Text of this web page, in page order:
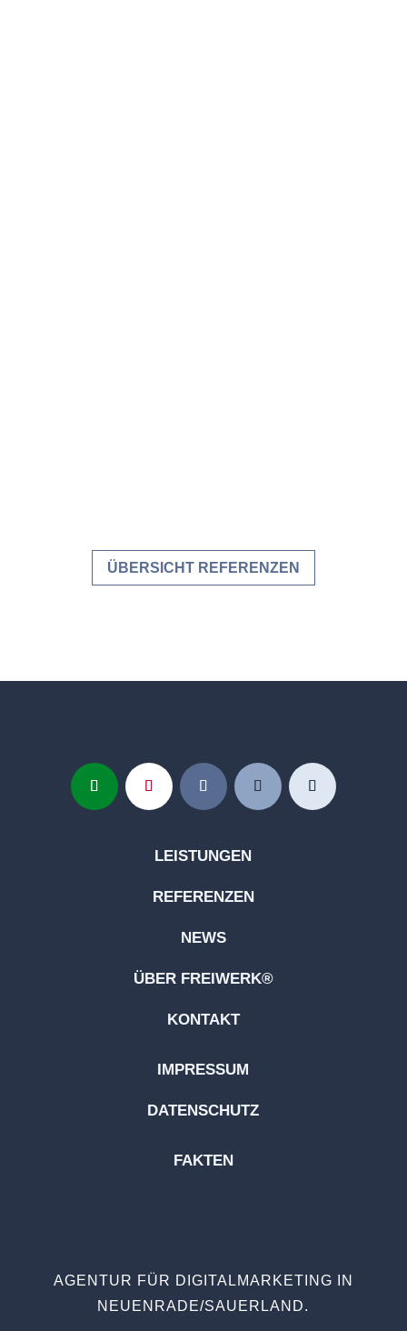
ÜBERSICHT REFERENZEN
LEISTUNGEN
REFERENZEN
NEWS
ÜBER FREIWERK®
KONTAKT
IMPRESSUM
DATENSCHUTZ
FAKTEN
AGENTUR FÜR DIGITALMARKETING IN
NEUENRADE/SAUERLAND.